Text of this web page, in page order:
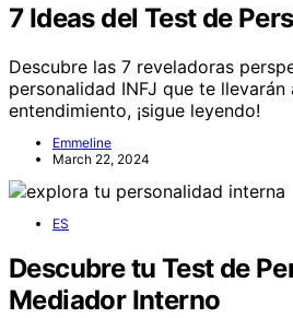
7 Ideas del Test de
Descubre las 7 reveladoras
personalidad INFJ que te
entendimiento, ¡sigue leyendo!
Emmeline
March 22, 2024
ES
Descubre tu Test de
Mediador Interno